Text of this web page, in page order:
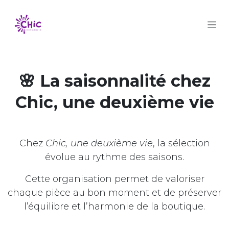
🌸 La saisonnalité chez
Chic, une deuxième vie
Chez Chic, une deuxième vie, la sélection
évolue au rythme des saisons.
Cette organisation permet de valoriser
chaque pièce au bon moment et de préserver
l’équilibre et l’harmonie de la boutique.